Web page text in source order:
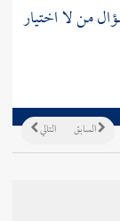
من لا اختيار
التالي السابق